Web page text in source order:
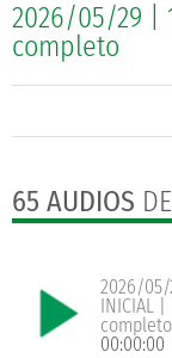
2026/05/29 |
completo
65 AUDIOS
2026/05/
INICIAL |
completo
00:00:00